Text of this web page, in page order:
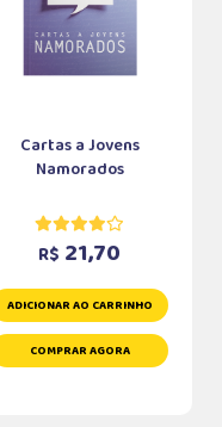
Cartas a Jovens
Namorados
R$ 21,70
ADICIONAR AO CARRINHO
COMPRAR AGORA